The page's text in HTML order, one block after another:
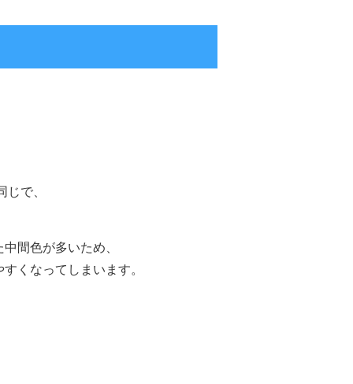
で、
間色が多いため、
くなってしまいます。